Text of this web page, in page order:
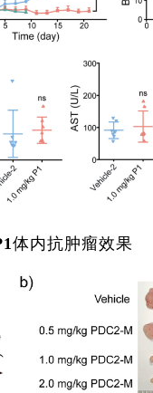
体内抗肿瘤效果